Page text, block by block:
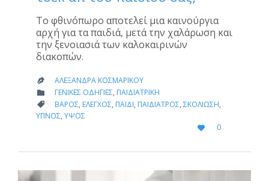
Το φθινόπωρο αποτελεί μια καινούργια
αρχή για τα παιδιά, μετά την χαλάρωση και
την ξενοιασιά των καλοκαιρινών
διακοπών.
 ΑΛΕΞΆΝΔΡΑ ΚΟΣΜΑΡΊΚΟΥ
 CATEGORY
ΓΕΝΙΚΈΣ ΟΔΗΓΊΕΣ, ΠΑΙΔΙΑΤΡΙΚΉ
 CATEGORY
ΒΆΡΟΣ, ΈΛΕΓΧΟΣ, ΠΑΙΔΊ, ΠΑΙΔΊΑΤΡΟΣ, ΣΚΟΛΊΩΣΗ,
ΎΠΝΟΣ, ΎΨΟΣ

LOVE
IT
0